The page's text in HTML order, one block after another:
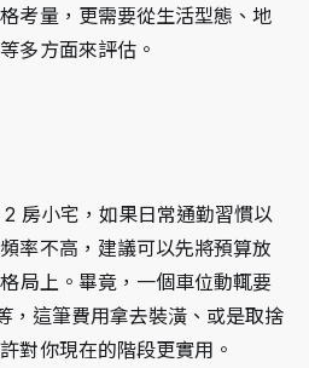
考量，更需要從生活型態、地
多方面來評估。
房小宅，如果日常通勤習慣以
率不高，建議可以先將預算放
局上。畢竟，一個車位動輒要
，這筆費用拿去裝潢、或是取捨
對你現在的階段更實用。